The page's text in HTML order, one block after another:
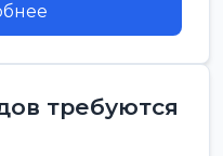
требуются